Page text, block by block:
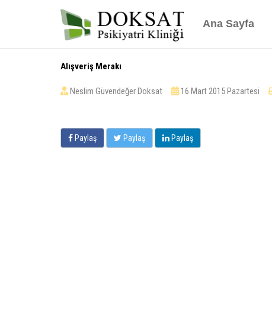
Ana Sayfa
Alışveriş Merakı
Neslim Güvendeğer Doksat 16 Mart 2015 Pazartesi
Paylaş Paylaş Paylaş